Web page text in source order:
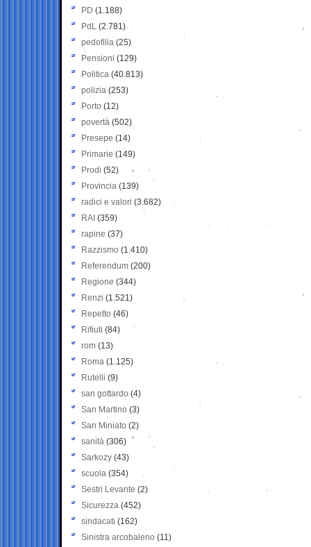
PD (1.188)
PdL (2.781)
pedofilia (25)
Pensioni (129)
Politica (40.813)
polizia (253)
Porto (12)
povertà (502)
Presepe (14)
Primarie (149)
Prodi (52)
Provincia (139)
radici e valori (3.682)
RAI (359)
rapine (37)
Razzismo (1.410)
Referendum (200)
Regione (344)
Renzi (1.521)
Repetto (46)
Rifiuti (84)
rom (13)
Roma (1.125)
Rutelli (9)
san gottardo (4)
San Martino (3)
San Miniato (2)
sanità (306)
Sarkozy (43)
scuola (354)
Sestri Levante (2)
Sicurezza (452)
sindacati (162)
Sinistra arcobaleno (11)